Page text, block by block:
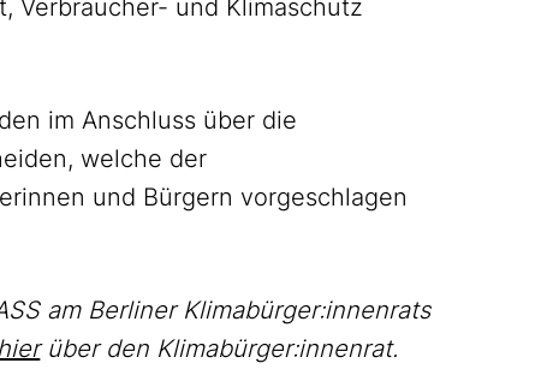
Verbraucher- und Klimaschutz
im Anschluss über die
welche der
und Bürgern vorgeschlagen
am Berliner Klimabürger:innenrats
über den Klimabürger:innenrat.